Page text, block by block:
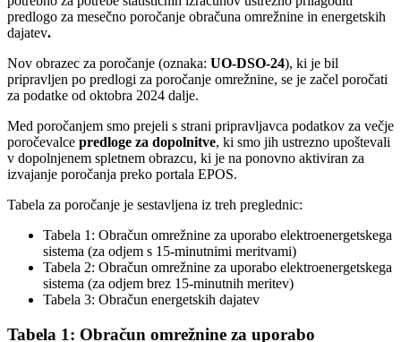
predlogo za mesečno poročanje obračuna omrežnine in energetskih
dajatev.
Nov obrazec za poročanje (oznaka: UO-DSO-24), ki je bil
pripravljen po predlogi za poročanje omrežnine, se je začel poročati
za podatke od oktobra 2024 dalje.
Med poročanjem smo prejeli s strani pripravljavca podatkov za večje
poročevalce predloge za dopolnitve, ki smo jih ustrezno upoštevali
v dopolnjenem spletnem obrazcu, ki je na ponovno aktiviran za
izvajanje poročanja preko portala EPOS.
Tabela za poročanje je sestavljena iz treh preglednic:
Tabela 1: Obračun omrežnine za uporabo elektroenergetskega
sistema (za odjem s 15-minutnimi meritvami)
Tabela 2: Obračun omrežnine za uporabo elektroenergetskega
sistema (za odjem brez 15-minutnih meritev)
Tabela 3: Obračun energetskih dajatev
Tabela 1: Obračun omrežnine za uporabo